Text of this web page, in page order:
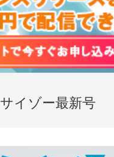
サイゾー最新号